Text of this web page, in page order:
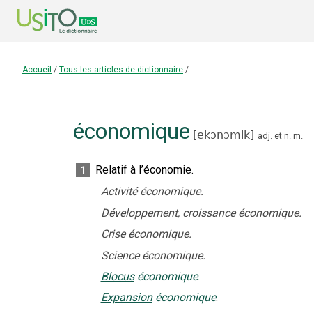
Accueil / Tous les articles de dictionnaire /
économique [ekɔnɔmik] adj. et n. m.
1
Relatif à l’économie.
Activité économique.
Développement, croissance économique.
Crise économique.
Science économique.
Blocus économique.
Expansion économique.